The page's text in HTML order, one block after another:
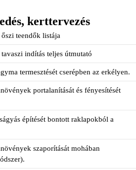
kerttervezés
teendők listája
indítás teljes útmutató
termesztését cserépben az erkélyen.
portalanítását és fényesítését
építését bontott raklapokból a
szaporítását mohában